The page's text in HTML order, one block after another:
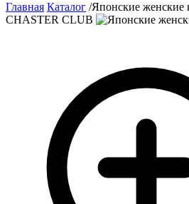
Главная Каталог /Японские женские
CHASTER CLUB